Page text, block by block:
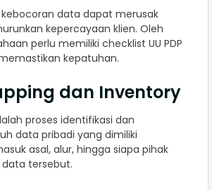
kebocoran data dapat merusak
kepercayaan klien. Oleh
perlu memiliki checklist UU PDP
kepatuhan.
dan Inventory
proses identifikasi dan
data pribadi yang dimiliki
asal, alur, hingga siapa pihak
tersebut.